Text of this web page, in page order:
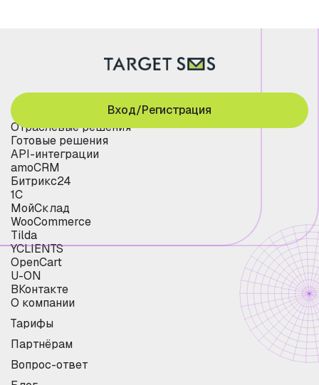
Отраслевые решения
Готовые решения
API-интеграции
amoCRM
Битрикс24
1С
МойСклад
WooCommerce
Tilda
YCLIENTS
OpenCart
U-ON
ВКонтакте
О компании
Тарифы
Партнёрам
Вопрос-ответ
Вход/Регистрация